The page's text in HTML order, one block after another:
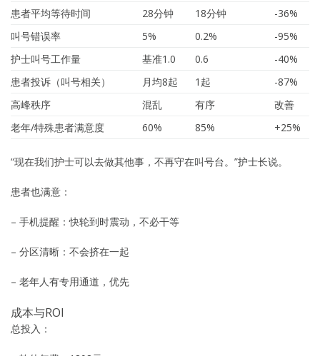
患者平均等待时间
28分钟 18分钟
-36%
叫号错误率
5% 0.2%
-95%
护士叫号工作量
基准1.0 0.6
-40%
患者投诉（叫号相关）
月均8起 1起
-87%
高峰秩序
混乱 有序
改善
老年/特殊患者满意度
60% 85% +25%
“现在我们护士可以去做其他事，不再守在叫号台。”护士长说。
患者也满意：
– 手机提醒：快轮到时震动，不必干等
– 分区清晰：不会挤在一起
– 老年人有专用通道，优先
成本与ROI
总投入：